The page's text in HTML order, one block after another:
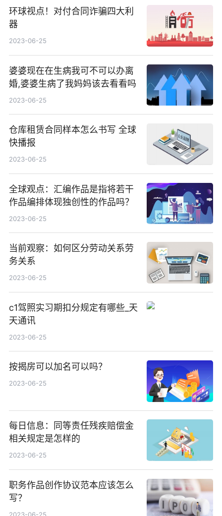
环球视点！对付合同诈骗四大利
器
2023-06-25
婆婆现在在生病我可不可以办离
婚,婆婆生病了我妈妈该去看看吗
2023-06-25
仓库租赁合同样本怎么书写 全球
快播报
2023-06-25
全球观点：汇编作品是指将若干
作品编排体现独创性的作品吗？
2023-06-25
当前观察：如何区分劳动关系劳
务关系
2023-06-25
c1驾照实习期扣分规定有哪些_天
天通讯
2023-06-25
按揭房可以加名可以吗？
2023-06-25
每日信息：同等责任残疾赔偿金
相关规定是怎样的
2023-06-25
职务作品创作协议范本应该怎么
写？